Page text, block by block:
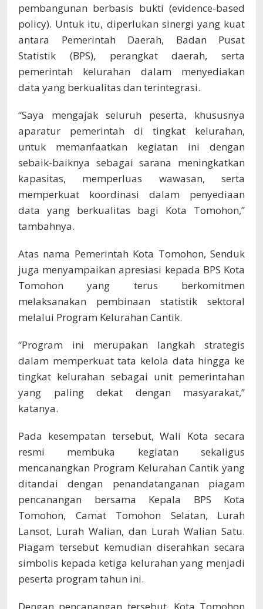
pembangunan berbasis bukti (evidence-based
policy). Untuk itu, diperlukan sinergi yang kuat
antara Pemerintah Daerah, Badan Pusat
Statistik (BPS), perangkat daerah, serta
pemerintah kelurahan dalam menyediakan
data yang berkualitas dan terintegrasi.
“Saya mengajak seluruh peserta, khususnya
aparatur pemerintah di tingkat kelurahan,
untuk memanfaatkan kegiatan ini dengan
sebaik-baiknya sebagai sarana meningkatkan
kapasitas, memperluas wawasan, serta
memperkuat koordinasi dalam penyediaan
data yang berkualitas bagi Kota Tomohon,”
tambahnya.
Atas nama Pemerintah Kota Tomohon, Senduk
juga menyampaikan apresiasi kepada BPS Kota
Tomohon yang terus berkomitmen
melaksanakan pembinaan statistik sektoral
melalui Program Kelurahan Cantik.
“Program ini merupakan langkah strategis
dalam memperkuat tata kelola data hingga ke
tingkat kelurahan sebagai unit pemerintahan
yang paling dekat dengan masyarakat,”
katanya.
Pada kesempatan tersebut, Wali Kota secara
resmi membuka kegiatan sekaligus
mencanangkan Program Kelurahan Cantik yang
ditandai dengan penandatanganan piagam
pencanangan bersama Kepala BPS Kota
Tomohon, Camat Tomohon Selatan, Lurah
Lansot, Lurah Walian, dan Lurah Walian Satu.
Piagam tersebut kemudian diserahkan secara
simbolis kepada ketiga kelurahan yang menjadi
peserta program tahun ini.